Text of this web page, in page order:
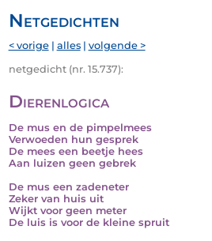
Netgedichten
< vorige| alles| volgende >
netgedicht (nr. 15.737):
Dierenlogica
De mus en de pimpelmees
Verwoeden hun gesprek
De mees een beetje hees
Aan luizen geen gebrek
De mus een zadeneter
Zeker van huis uit
Wijkt voor geen meter
De luis is voor de kleine spruit